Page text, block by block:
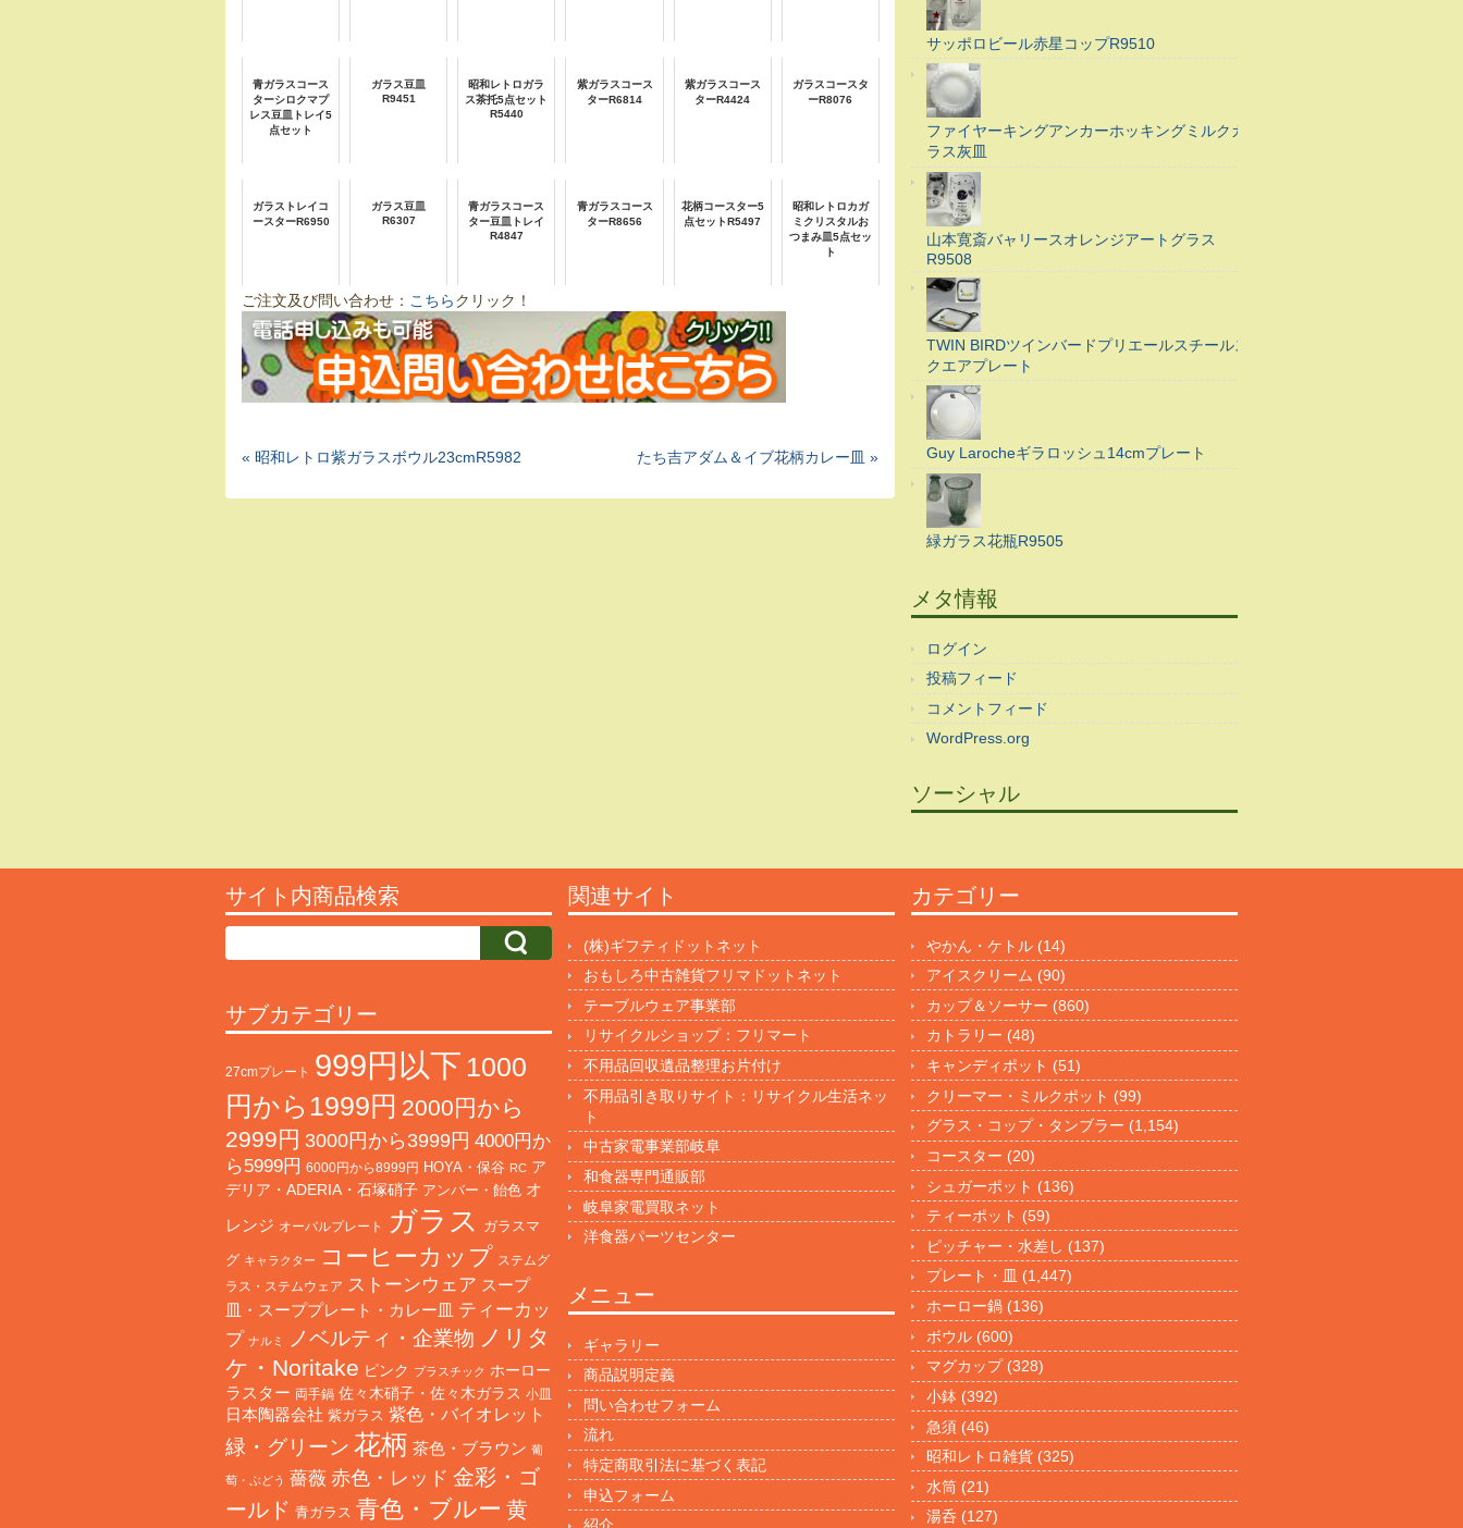
青ガラスコース
ターシロクマプ
レス豆皿トレイ5
点セット
ガラス豆皿
R9451
昭和レトロガラ
ス茶托5点セット
R5440
紫ガラスコース
ターR6814
紫ガラスコース
ターR4424
ガラスコースタ
ーR8076
ガラストレイコ
ースターR6950
ガラス豆皿
R6307
青ガラスコース
ター豆皿トレイ
R4847
青ガラスコース
ターR8656
花柄コースター5
点セットR5497
昭和レトロカガ
ミクリスタルお
つまみ皿5点セッ
ト
ご注文及び問い合わせ： こちらクリック！
« 昭和レトロ紫ガラスボウル23cmR5982 たち吉アダム＆イブ花柄カレー皿 »
サッポロビール赤星コップR9510
ファイヤーキングアンカーホッキングミルクガ
ラス灰皿
山本寛斎バャリースオレンジアートグラス
R9508
TWIN BIRDツインバードプリエールスチールス
クエアプレート
Guy Larocheギラロッシュ14cmプレート
緑ガラス花瓶R9505
メタ情報
ログイン
投稿フィード
コメントフィード
WordPress.org
ソーシャル
サイト内商品検索 関連サイト
(株)ギフティドットネット
おもしろ中古雑貨フリマドットネット
テーブルウェア事業部
リサイクルショップ：フリマート
不用品回収遺品整理お片付け
不用品引き取りサイト：リサイクル生活ネッ
ト
中古家電事業部岐阜
和食器専門通販部
岐阜家電買取ネット
洋食器パーツセンター
カテゴリー
やかん・ケトル (14)
アイスクリーム (90)
カップ＆ソーサー (860)
カトラリー (48)
キャンディポット (51)
クリーマー・ミルクポット (99)
グラス・コップ・タンブラー (1,154)
コースター (20)
シュガーポット (136)
ティーポット (59)
ピッチャー・水差し (137)
プレート・皿 (1,447)
ホーロー鍋 (136)
ボウル (600)
マグカップ(328)
小鉢 (392)
急須 (46)
昭和レトロ雑貨 (325)
水筒 (21)
湯呑 (127)
サブカテゴリー
27cmプレート 999円以下 1000
円から1999円 2000円から
2999円 3000円から3999円 4000円か
ら5999円 6000円から8999円 HOYA・保谷 RC ア
デリア・ADERIA・石塚硝子 アンバー・飴色 オ
レンジ オーバルプレート ガラス ガラスマ
グ キャラクター コーヒーカップ ステムグ
ラス・ステムウェア ストーンウェア スープ
皿・スーププレート・カレー皿 ティーカッ
プ ナルミ ノベルティ・企業物 ノリタ
ケ・Noritake ピンク プラスチック ホーロー
ラスター 両手鍋 佐々木硝子・佐々木ガラス 小皿
日本陶器会社 紫ガラス 紫色・バイオレット
緑・グリーン 花柄 茶色・ブラウン 葡
萄・ぶどう 薔薇 赤色・レッド 金彩・ゴ
ールド 青ガラス 青色・ブルー 黄
メニュー
ギャラリー
商品説明定義
問い合わせフォーム
流れ
特定商取引法に基づく表記
申込フォーム